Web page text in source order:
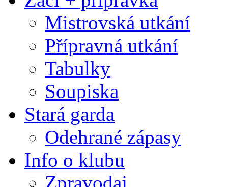
Mistrovská utkání
Přípravná utkání
Tabulky
Soupiska
Stará garda
Odehrané zápasy
Info o klubu